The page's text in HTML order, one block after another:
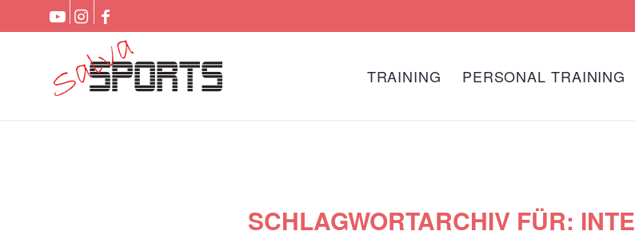
TRAINING PERSONAL TRAINING
SCHLAGWORTARCHIV FÜR: